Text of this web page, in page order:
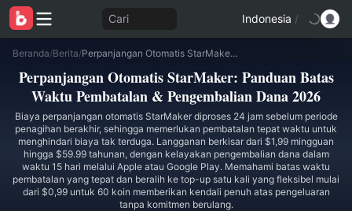
Cari Indonesia /
Beranda/Berita/ Perpanjangan Otomatis StarMaker: Panduan Batas Waktu Pembatalan & Pengembalian Dana 2026
Perpanjangan Otomatis StarMaker: Panduan Batas
Waktu Pembatalan & Pengembalian Dana 2026
Biaya perpanjangan otomatis StarMaker diproses 24 jam sebelum periode
penagihan berakhir, sehingga memerlukan pembatalan tepat waktu untuk
menghindari biaya tak terduga. Langganan berkisar dari $1,99 mingguan
hingga $59.99 tahunan, dengan kelayakan pengembalian dana dalam
waktu 15 hari melalui Apple atau Google Play. Memahami batas waktu
pembatalan yang tepat dan beralih ke top-up satu kali yang fleksibel mulai
dari $0,99 untuk 60 koin memberikan kendali penuh atas pengeluaran
tanpa komitmen berulang.